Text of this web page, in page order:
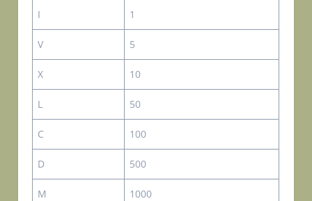
I 1
V 5
X 10
L 50
C 100
D 500
M 1000